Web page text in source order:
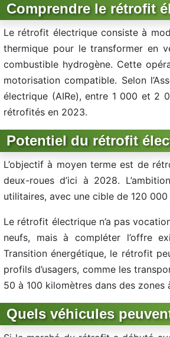
Comprendre le rétrofit
Le rétrofit électrique consiste à
thermique pour le transformer en
combustible hydrogène. Cette
motorisation compatible. Selon
électrique (AIRe), entre 1 000 et 2
rétrofités en 2023.
Potentiel du rétrofit
L’objectif à moyen terme est de
deux-roues d’ici à 2028.
utilitaires, avec une cible de 120
Le rétrofit électrique n’a pas
neufs, mais à compléter l’offre
Transition énergétique, le rétrofit
profils d’usagers, comme les
50 à 100 kilomètres dans des zones
Quels véhicules